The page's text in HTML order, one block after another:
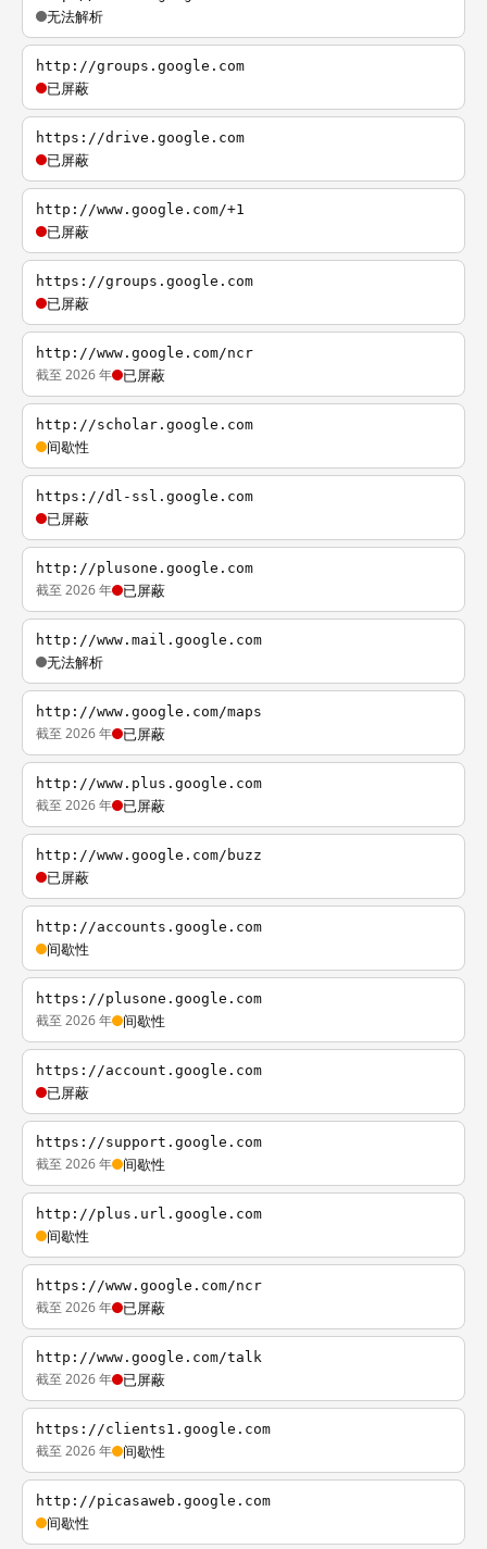
无法解析
http://groups.google.com
已屏蔽
https://drive.google.com
已屏蔽
http://www.google.com/+1
已屏蔽
https://groups.google.com
已屏蔽
http://www.google.com/ncr
截至 2026 年 已屏蔽
http://scholar.google.com
间歇性
https://dl-ssl.google.com
已屏蔽
http://plusone.google.com
截至 2026 年 已屏蔽
http://www.mail.google.com
无法解析
http://www.google.com/maps
截至 2026 年 已屏蔽
http://www.plus.google.com
截至 2026 年 已屏蔽
http://www.google.com/buzz
已屏蔽
http://accounts.google.com
间歇性
https://plusone.google.com
截至 2026 年 间歇性
https://account.google.com
已屏蔽
https://support.google.com
截至 2026 年 间歇性
http://plus.url.google.com
间歇性
https://www.google.com/ncr
截至 2026 年 已屏蔽
http://www.google.com/talk
截至 2026 年 已屏蔽
https://clients1.google.com
截至 2026 年 间歇性
http://picasaweb.google.com
间歇性